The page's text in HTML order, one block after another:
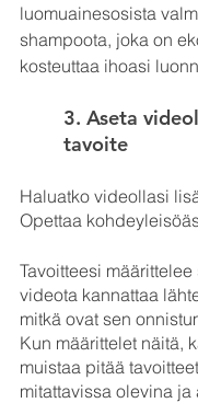
luomuainesosista
shampoota, joka on
kosteuttaa ihoasi
3. Aseta
tavoite
Haluatko videollasi
Opettaa
Tavoitteesi
videota kannattaa
mitkä ovat sen
Kun määrittelet näitä,
muistaa pitää
mitattavissa olevina ja